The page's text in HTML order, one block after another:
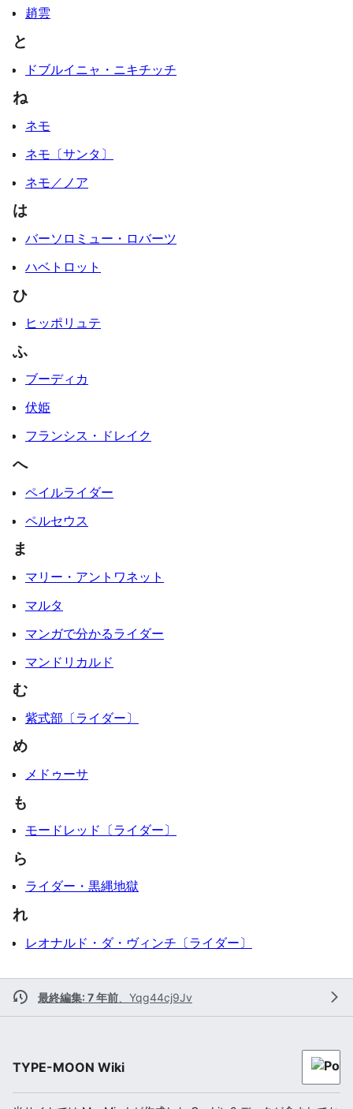
趙雲
と
ドブルイニャ・ニキチッチ
ね
ネモ
ネモ〔サンタ〕
ネモ／ノア
は
バーソロミュー・ロバーツ
ハベトロット
ひ
ヒッポリュテ
ふ
ブーディカ
伏姫
フランシス・ドレイク
へ
ペイルライダー
ペルセウス
ま
マリー・アントワネット
マルタ
マンガで分かるライダー
マンドリカルド
む
紫式部〔ライダー〕
め
メドゥーサ
も
モードレッド〔ライダー〕
ら
ライダー・黒縄地獄
れ
レオナルド・ダ・ヴィンチ〔ライダー〕
最終編集: 7 年前 Yqg44cj9Jv
TYPE-MOON Wiki